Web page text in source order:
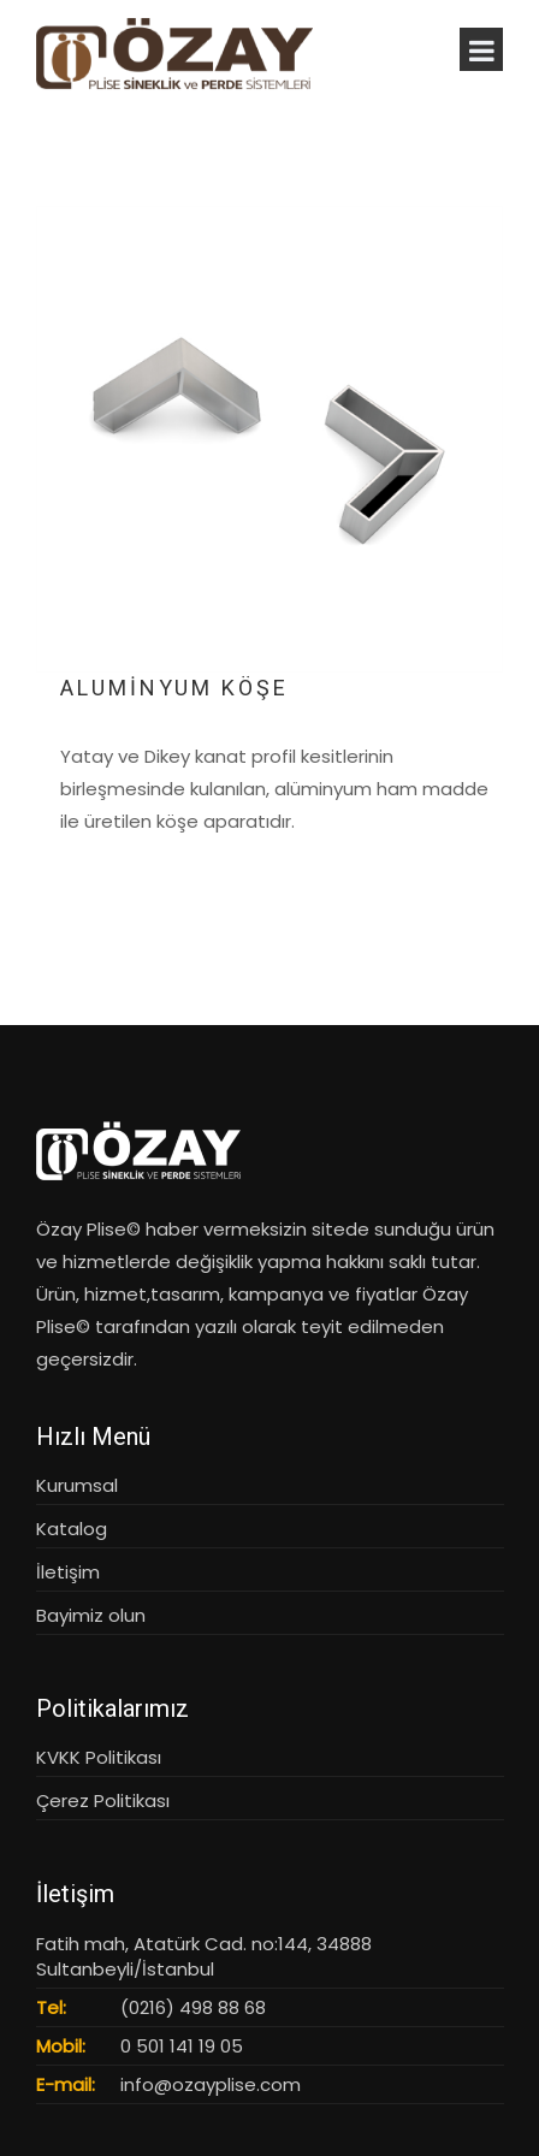
ALUMİNYUM KÖŞE
Yatay ve Dikey kanat profil kesitlerinin
birleşmesinde kulanılan, alüminyum ham madde
ile üretilen köşe aparatıdır.
Özay Plise© haber vermeksizin sitede sunduğu ürün
ve hizmetlerde değişiklik yapma hakkını saklı tutar.
Ürün, hizmet,tasarım, kampanya ve fiyatlar Özay
Plise© tarafından yazılı olarak teyit edilmeden
geçersizdir.
Hızlı Menü
Kurumsal
Katalog
İletişim
Bayimiz olun
Politikalarımız
KVKK Politikası
Çerez Politikası
İletişim
Fatih mah, Atatürk Cad. no:144, 34888
Sultanbeyli/İstanbul
Tel:
(0216) 498 88 68
Mobil:
0 501 141 19 05
E-mail:
info@ozayplise.com